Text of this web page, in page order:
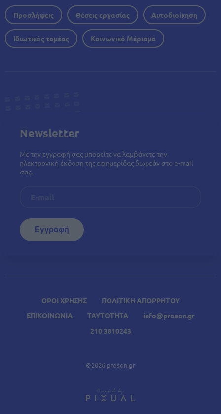
A Σχετικά Άρθρα
ΟΡΟΙ ΧΡΗΣΗΣ
ΠΟΛΙΤΙΚΗ ΑΠΟΡΡΗΤΟΥ
ΕΠΙΚΟΙΝΩΝΙΑ
ΤΑΥΤΟΤΗΤΑ
info@proson.gr
210 3810243
©2026 proson.gr
Προσλήψεις Θέσεις εργασίας Αυτοδιοίκηση
Ιδιωτικός τομέας Κοινωνικό Μέρισμα
Newsletter
Με την εγγραφή σας μπορείτε να λαμβάνετε την
ηλεκτρονική έκδοση της εφημερίδας δωρεάν στο e-mail
σας.